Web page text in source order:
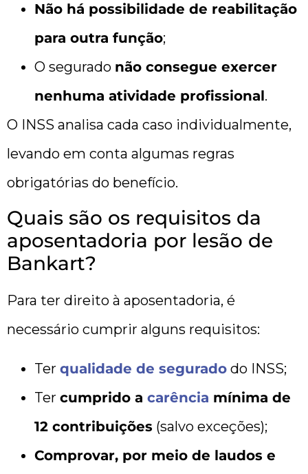
Não há possibilidade de reabilitação
para outra função;
O segurado não consegue exercer
nenhuma atividade profissional.
O INSS analisa cada caso individualmente,
levando em conta algumas regras
obrigatórias do benefício.
Quais são os requisitos da
aposentadoria por lesão de
Bankart?
Para ter direito à aposentadoria, é
necessário cumprir alguns requisitos:
Ter qualidade de segurado do INSS;
Ter cumprido a carência mínima de
12 contribuições (salvo exceções);
Comprovar, por meio de laudos e